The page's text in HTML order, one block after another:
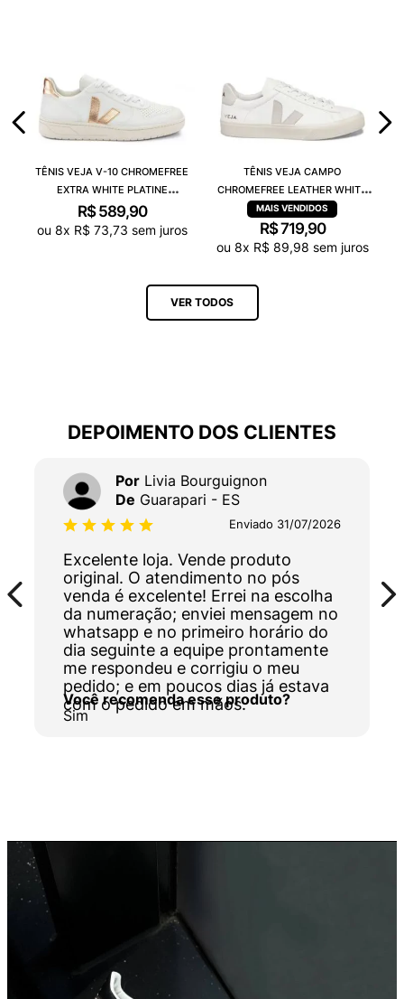
TÊNIS VEJA V-10 CHROMEFREE
EXTRA WHITE PLATINE
VX0502935A
R$ 589,90
ou 8x R$ 73,73 sem juros
TÊNIS VEJA CAMPO
CHROMEFREE LEATHER WHITE
NATURAL CP0502429A
R$719,90
ou 8x R$ 89,98 sem juros
VER TODOS